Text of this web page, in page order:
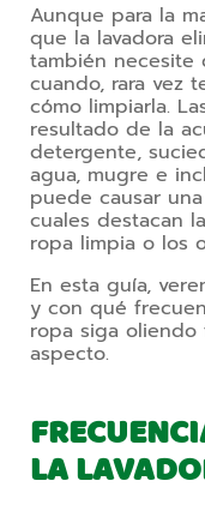
Aunque para la
que la lavadora
también necesite
cuando, rara vez
cómo limpiarla.
resultado de la
detergente,
agua, mugre e
puede causar
cuales destacan
ropa limpia o los
En esta guía,
y con qué
ropa siga
aspecto.
LA